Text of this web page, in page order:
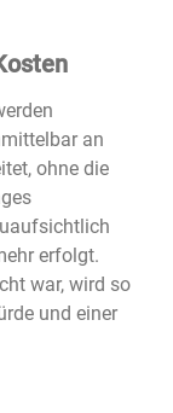
an
ohne die
erfolgt.
war, wird so
und einer